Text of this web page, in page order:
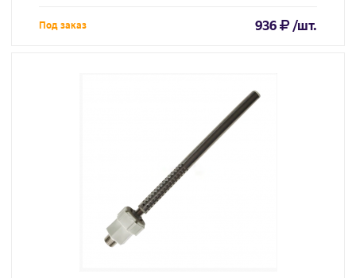
Под заказ 936 /шт.